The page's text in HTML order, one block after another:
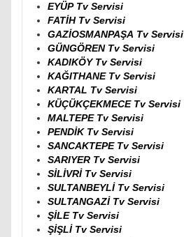
EYÜP Tv Servisi
FATİH Tv Servisi
GAZİOSMANPAŞA Tv Servisi
GÜNGÖREN Tv Servisi
KADIKÖY Tv Servisi
KAĞITHANE Tv Servisi
KARTAL Tv Servisi
KÜÇÜKÇEKMECE Tv Servisi
MALTEPE Tv Servisi
PENDİK Tv Servisi
SANCAKTEPE Tv Servisi
SARIYER Tv Servisi
SİLİVRİ Tv Servisi
SULTANBEYLİ Tv Servisi
SULTANGAZİ Tv Servisi
ŞİLE Tv Servisi
ŞİŞLİ Tv Servisi